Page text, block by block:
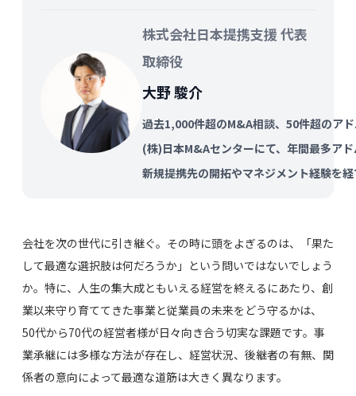
株式会社日本提携支援 代表
取締役
大野 駿介
過去1,000件超のM&A相談、50件超のア
(株)日本M&Aセンターにて、年間最多ア
新規提携先の開拓やマネジメント経験を
会社を次の世代に引き継ぐ。その時に頭をよぎるのは、「果た
して最適な選択肢は何だろうか」という問いではないでしょう
か。特に、人生の集大成ともいえる経営を終えるにあたり、創
業以来守り育ててきた事業と従業員の未来をどう守るかは、
50代から70代の経営者様が日々向き合う切実な課題です。事
業承継には多様な方法が存在し、経営状況、後継者の有無、関
係者の意向によって最適な道筋は大きく異なります。